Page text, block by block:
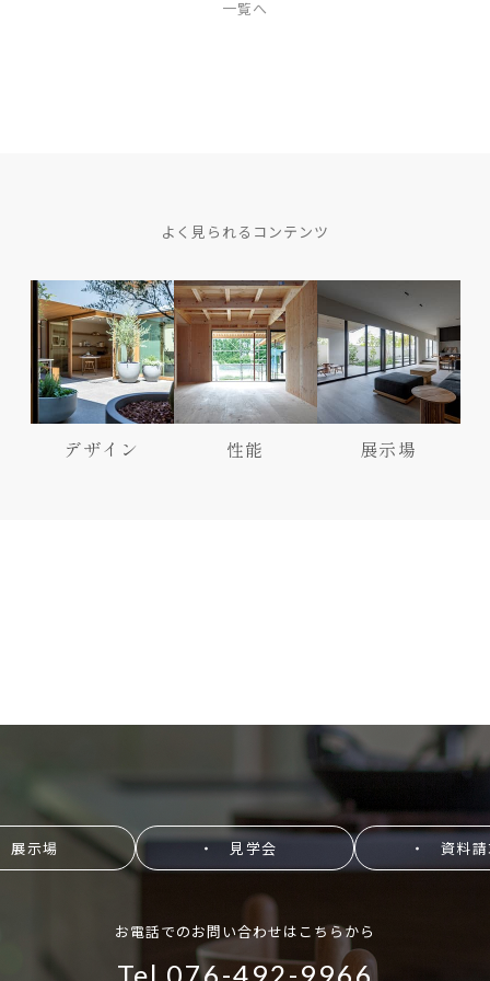
一覧へ
よく見られるコンテンツ
デザイン 性能 展示場
示場 ・ 見学会 ・ 資料請
お電話でのお問い合わせはこちらから
Tel.076-492-9966